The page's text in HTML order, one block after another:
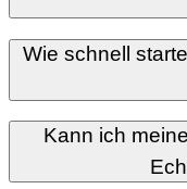
Wie schnell
Kann ich